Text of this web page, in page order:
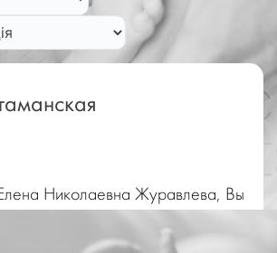
Николаевна Журавлева, Вы
и доброты!